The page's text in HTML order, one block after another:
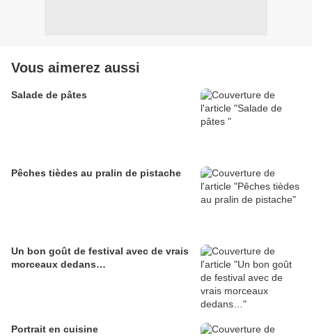
Vous aimerez aussi
Salade de pâtes
Pêches tièdes au pralin de pistache
Un bon goût de festival avec de vrais
morceaux dedans…
Portrait en cuisine